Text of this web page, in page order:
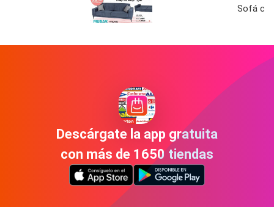
Sofá
Descárgate la app gratuita
con más de 1650 tiendas